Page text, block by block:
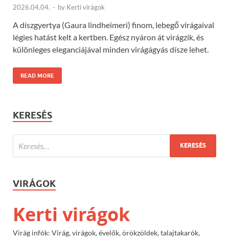
2026.04.04. - by Kerti virágok
A díszgyertya (Gaura lindheimeri) finom, lebegő virágaival
légies hatást kelt a kertben. Egész nyáron át virágzik, és
különleges eleganciájával minden virágágyás dísze lehet.
READ MORE
KERESÉS
VIRÁGOK
Kerti virágok
Virág infók: Virág, virágok, évelők, örökzöldek, talajtakarók,